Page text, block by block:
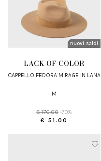
nuovi arrivi
saldi
LACK OF COLOR
CAPPELLO FEDORA MIRAGE IN LANA
M
€ 170.00 -70%
€ 51.00